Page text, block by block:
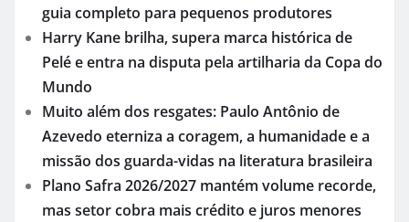
guia completo para pequenos produtores
Harry Kane brilha, supera marca histórica de
Pelé e entra na disputa pela artilharia da Copa do
Mundo
Muito além dos resgates: Paulo Antônio de
Azevedo eterniza a coragem, a humanidade e a
missão dos guarda-vidas na literatura brasileira
Plano Safra 2026/2027 mantém volume recorde,
mas setor cobra mais crédito e juros menores